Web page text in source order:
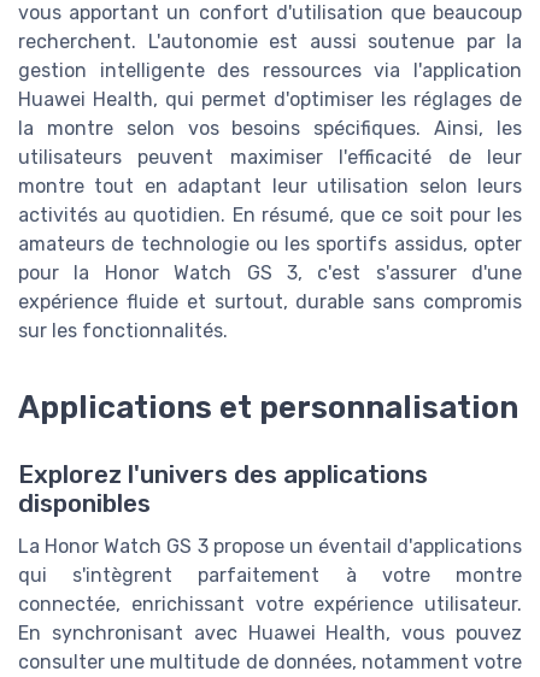
vous apportant un confort d'utilisation que beaucoup
recherchent. L'autonomie est aussi soutenue par la
gestion intelligente des ressources via l'application
Huawei Health, qui permet d'optimiser les réglages de
la montre selon vos besoins spécifiques. Ainsi, les
utilisateurs peuvent maximiser l'efficacité de leur
montre tout en adaptant leur utilisation selon leurs
activités au quotidien. En résumé, que ce soit pour les
amateurs de technologie ou les sportifs assidus, opter
pour la Honor Watch GS 3, c'est s'assurer d'une
expérience fluide et surtout, durable sans compromis
sur les fonctionnalités.
Applications et personnalisation
Explorez l'univers des applications
disponibles
La Honor Watch GS 3 propose un éventail d'applications
qui s'intègrent parfaitement à votre montre
connectée, enrichissant votre expérience utilisateur.
En synchronisant avec Huawei Health, vous pouvez
consulter une multitude de données, notamment votre